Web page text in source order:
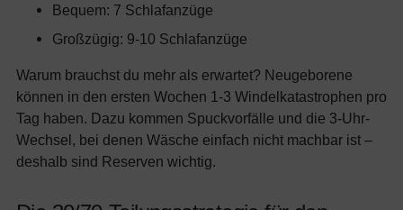
Bequem: 7 Schlafanzüge
Großzügig: 9-10 Schlafanzüge
Warum brauchst du mehr als erwartet? Neugeborene
können in den ersten Wochen 1-3 Windelkatastrophen pro
Tag haben. Dazu kommen Spuckvorfälle und die 3-Uhr-
Wechsel, bei denen Wäsche einfach nicht machbar ist –
deshalb sind Reserven wichtig.